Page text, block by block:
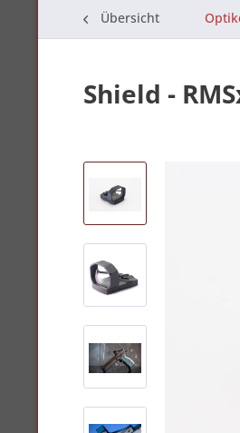
Übersicht
Shield -